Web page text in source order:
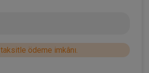
taksitle ödeme imkânı.